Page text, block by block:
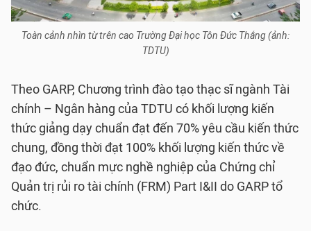
Toàn cảnh nhìn từ trên cao Trường Đại học Tôn Đức Thắng (ảnh:
TDTU)
Theo GARP, Chương trình đào tạo thạc sĩ ngành Tài
chính – Ngân hàng của TDTU có khối lượng kiến
thức giảng dạy chuẩn đạt đến 70% yêu cầu kiến thức
chung, đồng thời đạt 100% khối lượng kiến thức về
đạo đức, chuẩn mực nghề nghiệp của Chứng chỉ
Quản trị rủi ro tài chính (FRM) Part I&II do GARP tổ
chức.